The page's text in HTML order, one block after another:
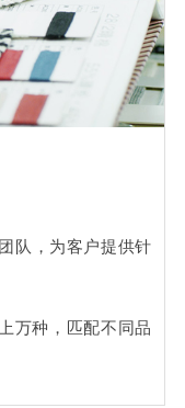
队，为客户提供针
万种，匹配不同品